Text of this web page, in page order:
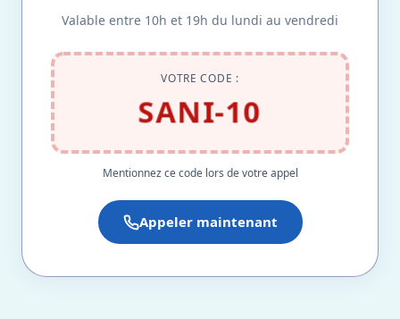
Valable entre 10h et 19h du lundi au vendredi
VOTRE CODE :
SANI-10
Mentionnez ce code lors de votre appel
Appeler maintenant